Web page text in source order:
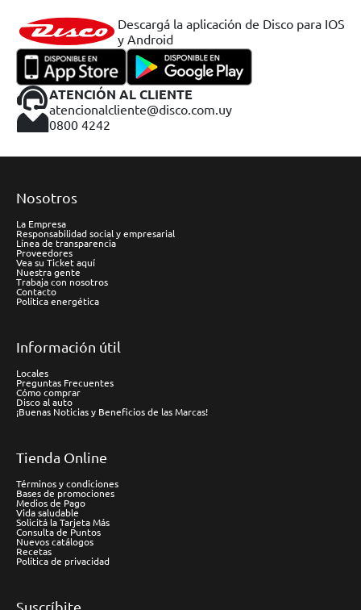
Descargá la aplicación de Disco para IOS
y Android
ATENCIÓN AL CLIENTE
atencionalcliente@disco.com.uy
0800 4242
Nosotros
La Empresa
Responsabilidad social y empresarial
Línea de transparencia
Proveedores
Vea su Ticket aquí
Nuestra gente
Trabaja con nosotros
Contacto
Política energética
Información útil
Locales
Preguntas Frecuentes
Cómo comprar
Disco al auto
¡Buenas Noticias y Beneficios de las Marcas!
Tienda Online
Términos y condiciones
Bases de promociones
Medios de Pago
Vida saludable
Solicitá la Tarjeta Más
Consulta de Puntos
Nuevos catálogos
Recetas
Política de privacidad
Suscríbite